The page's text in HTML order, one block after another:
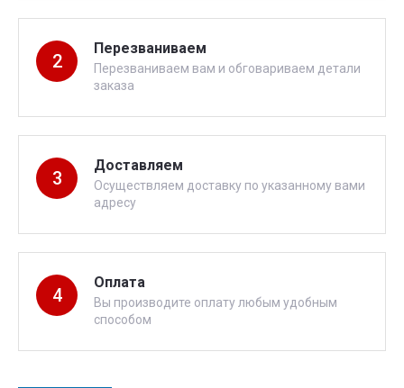
2
Перезваниваем
Перезваниваем вам и обговариваем детали
заказа
3
Доставляем
Осуществляем доставку по указанному вами
адресу
4
Оплата
Вы производите оплату любым удобным
способом